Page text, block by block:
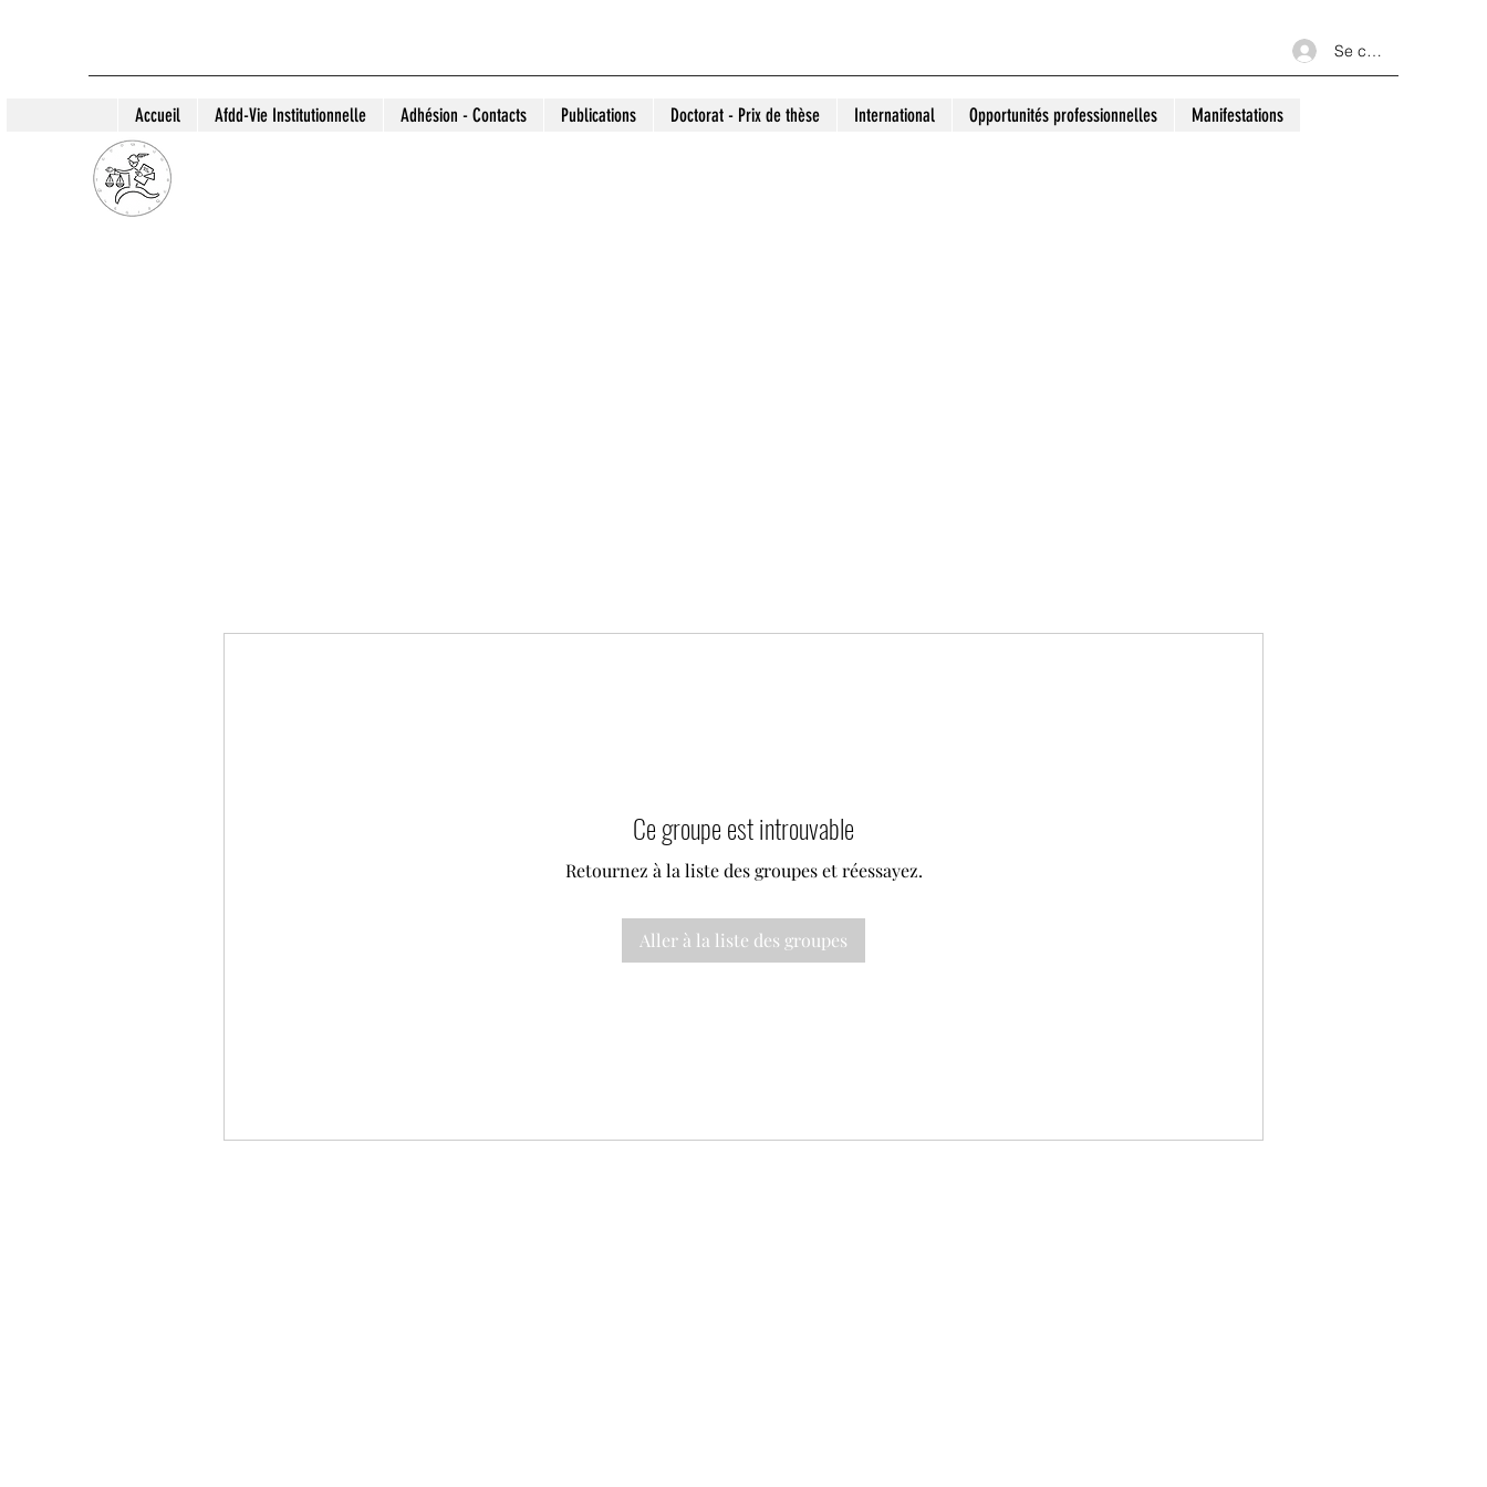
Se connecter
Accueil Afdd-Vie Institutionnelle Adhésion - Contacts Publications Doctorat - Prix de thèse International Opportunités professionnelles Manifestations
Ce groupe est introuvable
Retournez à la liste des groupes et réessayez.
Aller à la liste des groupes